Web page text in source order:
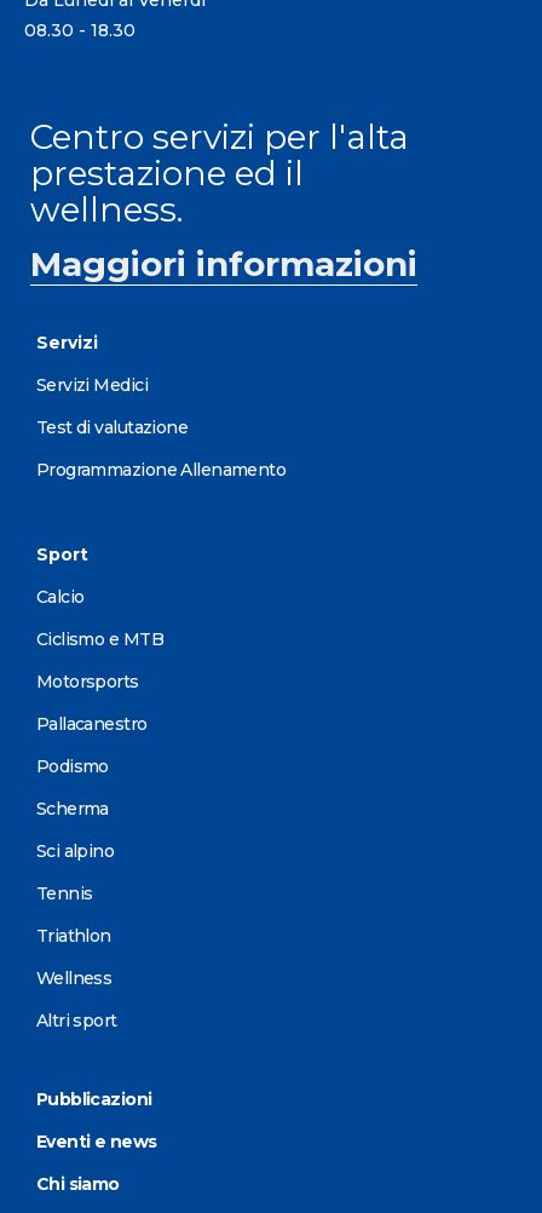
08.30 - 18.30
Centro servizi per l'alta
prestazione ed il
wellness.
Maggiori informazioni
Servizi
Servizi Medici
Test di valutazione
Programmazione Allenamento
Sport
Calcio
Ciclismo e MTB
Motorsports
Pallacanestro
Podismo
Scherma
Sci alpino
Tennis
Triathlon
Wellness
Altri sport
Pubblicazioni
Eventi e news
Chi siamo